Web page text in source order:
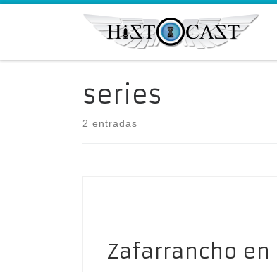
Saltar al contenido
series
2 entradas
Zafarrancho en